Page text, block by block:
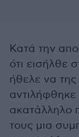
Κατά την
ότι εισήλθε
ήθελε να της
αντιλήφθηκε
ακατάλληλο
τους μια